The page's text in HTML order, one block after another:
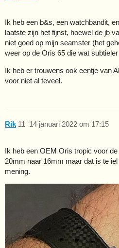
Ik heb een b&s, een watchbandit,
laatste zijn het fijnst, hoewel de jb
niet goed op mijn seamster (het
weer op de Oris 65 die wat
Ik heb er trouwens ook eentje van
voor niet al teveel.
Rik 14 januari 2022 om 17:15
11
Ik heb een OEM Oris tropic voor
20mm naar 16mm maar dat is te
mening.